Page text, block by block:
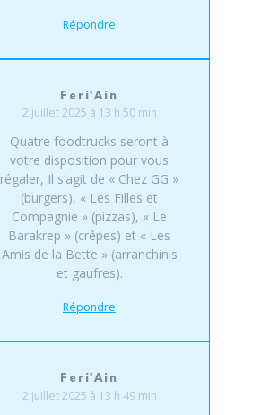
Répondre
Feri'Ain
2 juillet 2025 à 13 h 50 min
Quatre foodtrucks seront à
votre disposition pour vous
régaler, Il s’agit de « Chez GG »
(burgers), « Les Filles et
Compagnie » (pizzas), « Le
Barakrep » (crêpes) et « Les
Amis de la Bette » (arranchinis
et gaufres).
Répondre
Feri'Ain
2 juillet 2025 à 13 h 49 min